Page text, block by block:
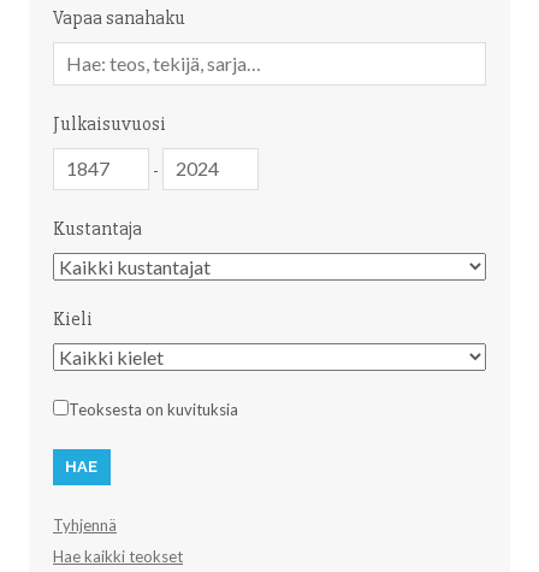
Vapaa sanahaku
sanahaku
Julkaisuvuosi
-
Kustantaja
Kustantaja
Kieli
Kieli
Teoksesta on kuvituksia
Tyhjennä
Hae kaikki teokset